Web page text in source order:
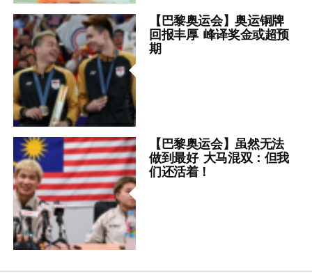
【巴黎奥运会】奥运铜牌
回报丰厚 峰译奖金或超预
期
【巴黎奥运会】虽然无法
做到最好 大马混双：但我
们还活着！